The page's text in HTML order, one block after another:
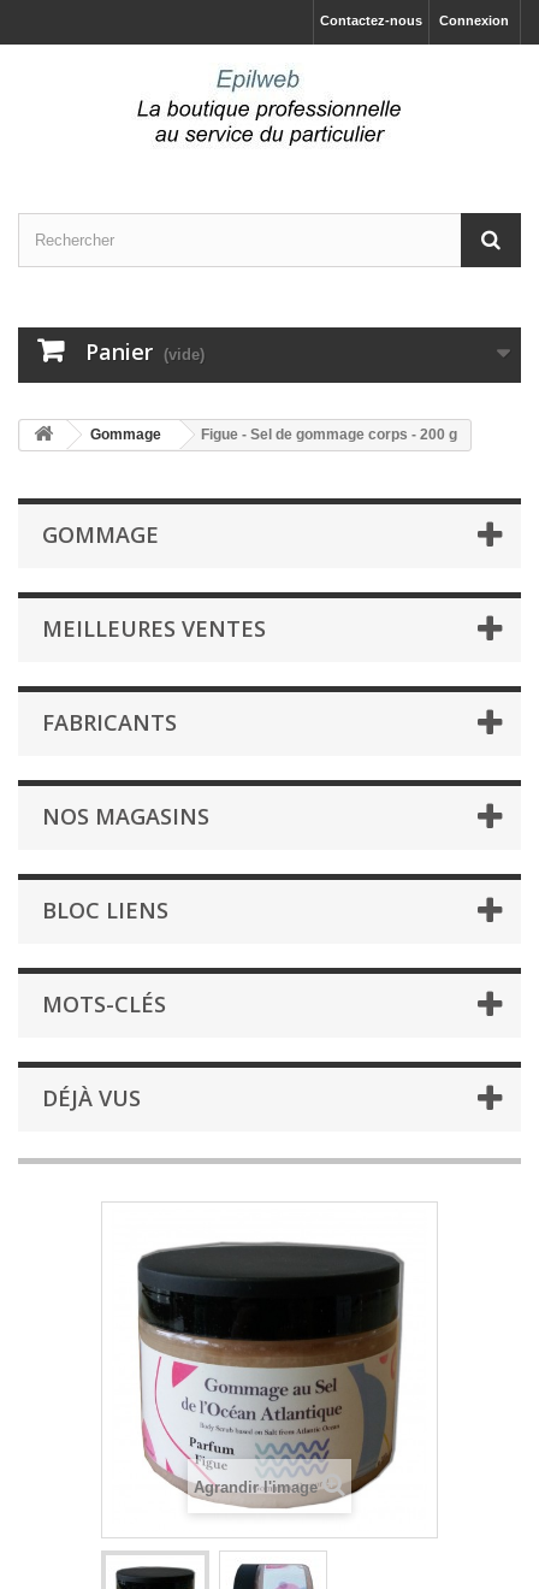
Connexion
Contactez-nous
Panier (vide)
Gommage Figue - Sel de gommage corps - 200 g
GOMMAGE
MEILLEURES VENTES
FABRICANTS
NOS MAGASINS
BLOC LIENS
MOTS-CLÉS
DÉJÀ VUS
Agrandir l'image